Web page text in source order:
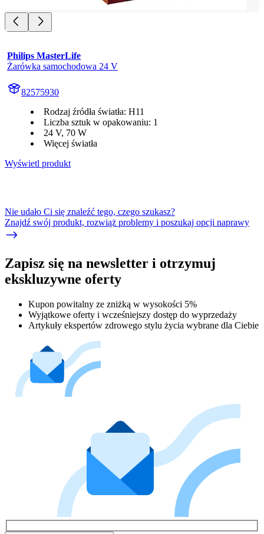
Philips MasterLife
Żarówka samochodowa 24 V
82575930
Rodzaj źródła światła: H11
Liczba sztuk w opakowaniu: 1
24 V, 70 W
Więcej światła
Wyświetl produkt
Nie udało Ci się znaleźć tego, czego szukasz?
Znajdź swój produkt, rozwiąż problemy i poszukaj opcji naprawy
Zapisz się na newsletter i otrzymuj
ekskluzywne oferty
Kupon powitalny ze zniżką w wysokości 5%
Wyjątkowe oferty i wcześniejszy dostęp do wyprzedaży
Artykuły ekspertów zdrowego stylu życia wybrane dla Ciebie